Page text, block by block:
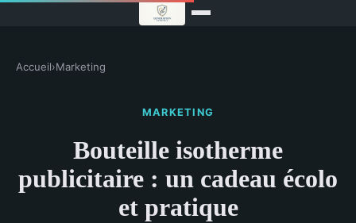
Accueil›Marketing
MARKETING
Bouteille isotherme
publicitaire : un cadeau écolo
et pratique